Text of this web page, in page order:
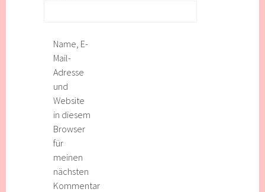
Name, E-
Mail-
Adresse
und
Website
in diesem
Browser
für
meinen
nächsten
Kommentar